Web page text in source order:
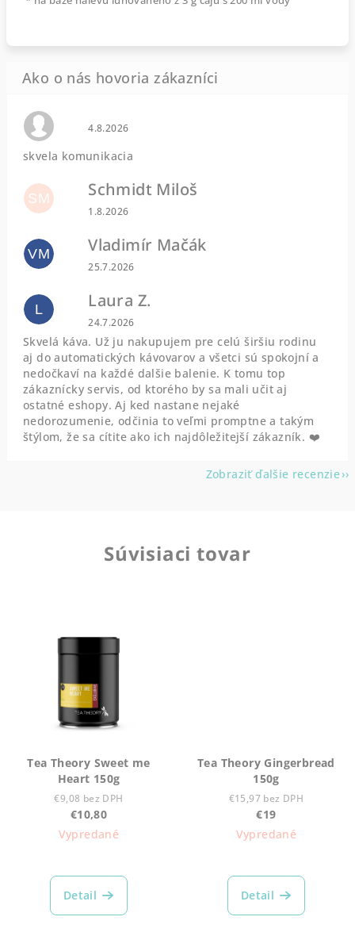
Hodnotenie obchodu je 0 z 5 hviezdičiek.
4.8.2026
skvela komunikacia
SM Schmidt Miloš
Hodnotenie obchodu je 5 z 5 hviezdičiek.
1.8.2026
VM Vladimír Mačák
Hodnotenie obchodu je 5 z 5 hviezdičiek.
25.7.2026
L Laura Z.
Hodnotenie obchodu je 5 z 5 hviezdičiek.
24.7.2026
Skvelá káva. Už ju nakupujem pre celú širšiu rodinu
aj do automatických kávovarov a všetci sú spokojní a
nedočkaví na každé dalšie balenie. K tomu top
zákaznícky servis, od ktorého by sa mali učit aj
ostatné eshopy. Aj ked nastane nejaké
nedorozumenie, odčinia to veľmi promptne a takým
štýlom, že sa cítite ako ich najdôležitejší zákazník. ❤️
Zobraziť ďalšie recenzie
Súvisiaci tovar
Tea Theory Sweet me
Heart 150g
€9,08 bez DPH
€10,80
Vypredané
Detail
Tea Theory Gingerbread
150g
€15,97 bez DPH
€19
Vypredané
Detail